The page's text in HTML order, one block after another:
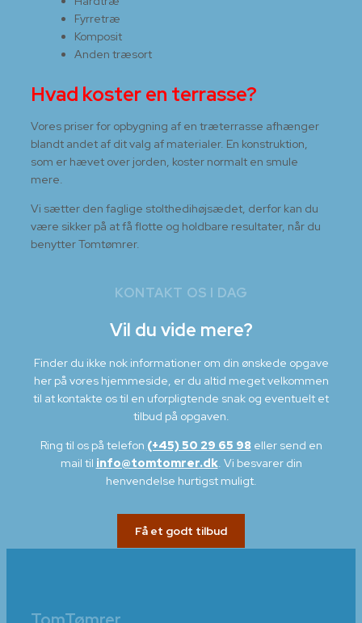
Fyrretræ
Komposit
​Anden træsort
Hvad koster en terrasse?
Vores priser for opbygning af en træterrasse afhænger
blandt andet af dit valg af materialer. En konstruktion,
som er hævet over jorden, koster normalt en smule
mere.
Vi sætter den faglige stolthedihøjsædet, derfor kan du
være sikker på at få flotte og holdbare resultater, når du
benytter Tomtømrer.
KONTAKT OS I DAG
Vil du vide mere?
Finder du ikke nok informationer om din ønskede opgave
her på vores hjemmeside, er du altid meget velkommen
til at kontakte os til en uforpligtende snak og eventuelt et
tilbud på opgaven.
Ring til os på telefon (+45) 50 29 65 98eller send en
mail til info@tomtomrer.dk. Vi besvarer din
henvendelse hurtigst muligt.
Få et godt tilbud